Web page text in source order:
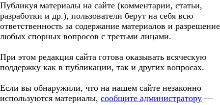
Публикуя материалы на сайте (комментарии, статьи,
разработки и др.), пользователи берут на себя всю
ответственность за содержание материалов и разрешение
любых спорных вопросов с третьми лицами.
При этом редакция сайта готова оказывать всяческую
поддержку как в публикации, так и других вопросах.
Если вы обнаружили, что на нашем сайте незаконно
используются материалы, сообщите администратору —